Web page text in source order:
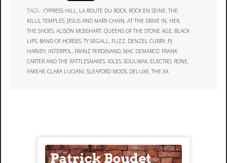
TAGS :CYPRESS HILL , LA ROUTE DU ROCK, ROCK EN SEINE,THE
KILLS,TEMPLES, JESUS AND MARY CHAIN,AT THE DRIVE IN, HER,
THE SHOES,ALISON MOSSHART,QUEENS OF THE STONE AGE, BLACK
LIPS, BAND OF HORSES,TY SEGALL , FUZZ, DENZEL CURRY, PJ
HARVEY, INTERPOL , FRANZ FERDINAND, MAC DEMARCO, FRANK
CARTER AND THE RATTLESNAKES, IDLES,SOULWAX, ELECTRO, RONE,
FAKEAR,CLARA LUCIANI,SLEAFORD MODS, DELUXE,THE XX